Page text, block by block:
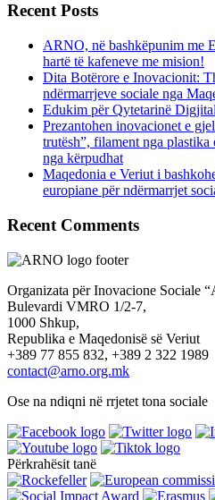
Recent Posts
ARNO, në bashkëpunim me
hartë të kafeneve me mision!
Dita Botërore e Inovacionit:
ndërmarrjeve sociale nga
Edukim për Qytetarinë
Prezantohen inovacionet e
trutësh”, filament nga
nga kërpudhat
Maqedonia e Veriut i
europiane për ndërmarrjet
Recent Comments
Organizata për Inovacione Sociale
Bulevardi VMRO 1/2-7,
1000 Shkup,
Republika e Maqedonisë së Veriut
+389 77 855 832, +389 2 322 1989
contact@arno.org.mk
Ose na ndiqni në rrjetet tona sociale
Përkrahësit tanë